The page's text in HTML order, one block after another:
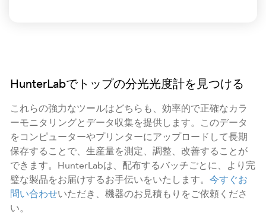
HunterLabでトップの分光光度計を見つける
これらの強力なツールはどちらも、効率的で正確なカラ
ーモニタリングとデータ収集を提供します。このデータ
をコンピューターやプリンターにアップロードして長期
保存することで、生産量を測定、調整、改善することが
できます。HunterLabは、配布するバッチごとに、より完
璧な製品をお届けするお手伝いをいたします。 今すぐお
問い合わせいただき、機器のお見積もりをご依頼くださ
い。